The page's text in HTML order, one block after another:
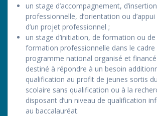
un stage d’accompagnement, d’insertion
professionnelle, d’orientation ou
d’un projet professionnel ;
un stage d’initiation, de formation ou
formation professionnelle dans le cadre
programme national organisé et financé
destiné à répondre à un besoin
qualification au profit de jeunes sortis
scolaire sans qualification ou à la
disposant d’un niveau de qualification
au baccalauréat.